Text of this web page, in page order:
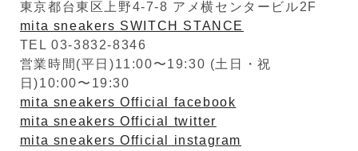
東京都台東区上野4-7-8 アメ横センタービル2F
mita sneakers SWITCH STANCE
TEL 03-3832-8346
営業時間(平日)11:00〜19:30 (土日・祝
日)10:00〜19:30
mita sneakers Official facebook
mita sneakers Official twitter
mita sneakers Official instagram